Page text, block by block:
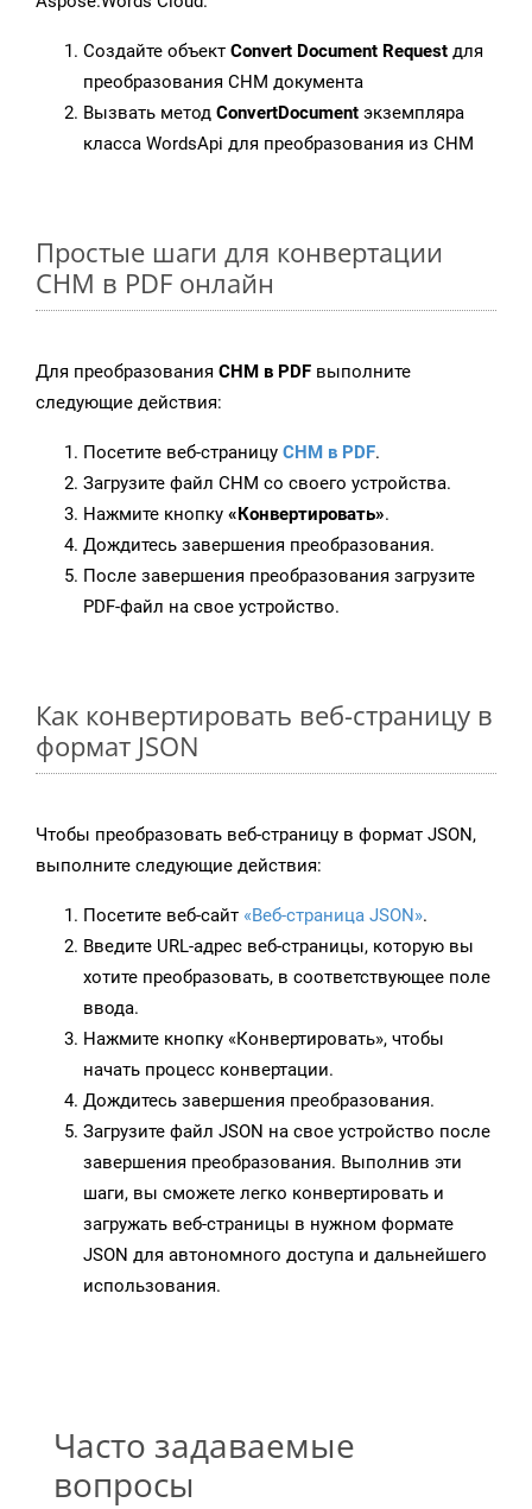
Создайте объект Convert Document Request для
преобразования CHM документа
Вызвать метод ConvertDocument экземпляра
класса WordsApi для преобразования из CHM
Простые шаги для конвертации
CHM в PDF онлайн
Для преобразования CHM в PDF выполните
следующие действия:
Посетите веб-страницу CHM в PDF.
Загрузите файл CHM со своего устройства.
Нажмите кнопку «Конвертировать».
Дождитесь завершения преобразования.
После завершения преобразования загрузите
PDF-файл на свое устройство.
Как конвертировать веб-страницу в
формат JSON
Чтобы преобразовать веб-страницу в формат JSON,
выполните следующие действия:
Посетите веб-сайт «Веб-страница JSON».
Введите URL-адрес веб-страницы, которую вы
хотите преобразовать, в соответствующее поле
ввода.
Нажмите кнопку «Конвертировать», чтобы
начать процесс конвертации.
Дождитесь завершения преобразования.
Загрузите файл JSON на свое устройство после
завершения преобразования. Выполнив эти
шаги, вы сможете легко конвертировать и
загружать веб-страницы в нужном формате
JSON для автономного доступа и дальнейшего
использования.
Часто задаваемые
вопросы